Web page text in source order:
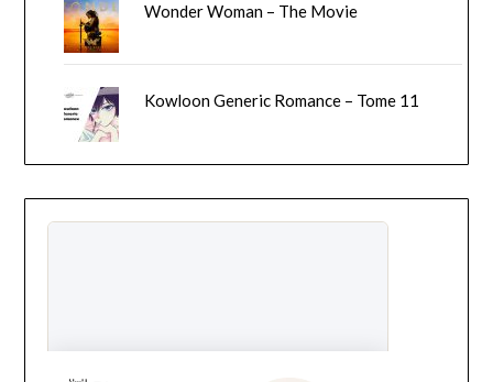
Wonder Woman – The Movie
Kowloon Generic Romance – Tome 11